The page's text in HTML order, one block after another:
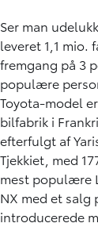
Ser man
leveret 1,1 mio.
fremgang på 3
populære
Toyota-model
bilfabrik i
efterfulgt af
Tjekkiet, med
mest populære
NX med et salg
introducerede